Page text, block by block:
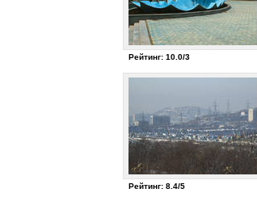
Рейтинг: 10.0/3
Рейтинг: 8.4/5